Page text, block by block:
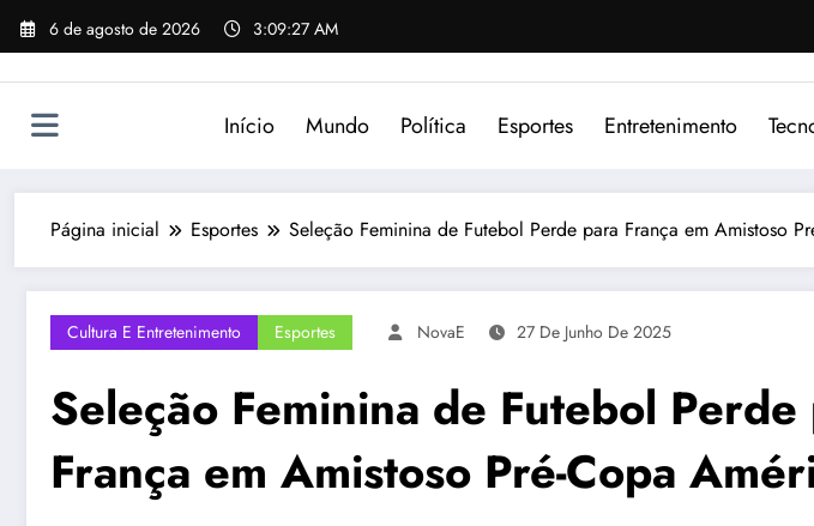
Pular
para
6 de agosto de 2026 3:09:27 AM
Início Mundo Política Esportes Entretenimento
Página inicial Esportes Seleção Feminina de Futebol Perde para França em Amistoso
Cultura E Entretenimento Esportes NovaE 27 De Junho De 2025
Seleção Feminina de Futebol Perde
França em Amistoso Pré-Copa